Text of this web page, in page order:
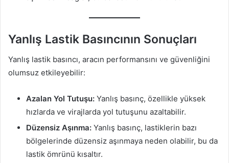
Yanlış Lastik Basıncının Sonuçları
Yanlış lastik basıncı, aracın performansını ve güvenliğini
olumsuz etkileyebilir:
Azalan Yol Tutuşu: Yanlış basınç, özellikle yüksek
hızlarda ve virajlarda yol tutuşunu azaltabilir.
Düzensiz Aşınma: Yanlış basınç, lastiklerin bazı
bölgelerinde düzensiz aşınmaya neden olabilir, bu da
lastik ömrünü kısaltır.